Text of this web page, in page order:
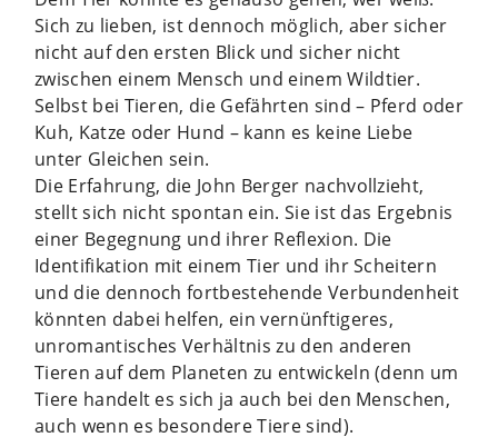
Sich zu lieben, ist dennoch möglich, aber sicher
nicht auf den ersten Blick und sicher nicht
zwischen einem Mensch und einem Wildtier.
Selbst bei Tieren, die Gefährten sind – Pferd oder
Kuh, Katze oder Hund – kann es keine Liebe
unter Gleichen sein.
Die Erfahrung, die John Berger nachvollzieht,
stellt sich nicht spontan ein. Sie ist das Ergebnis
einer Begegnung und ihrer Reflexion. Die
Identifikation mit einem Tier und ihr Scheitern
und die dennoch fortbestehende Verbundenheit
könnten dabei helfen, ein vernünftigeres,
unromantisches Verhältnis zu den anderen
Tieren auf dem Planeten zu entwickeln (denn um
Tiere handelt es sich ja auch bei den Menschen,
auch wenn es besondere Tiere sind).